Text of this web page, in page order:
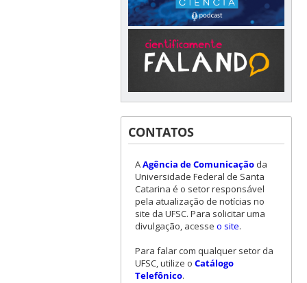
CONTATOS
AAgência de Comunicaçãoda
Universidade Federal de Santa
Catarina é o setor responsável
pela atualização de notícias no
site da UFSC. Para solicitar uma
divulgação, acesse o site.
Para falar com qualquer setor da
UFSC, utilize o Catálogo
Telefônico.